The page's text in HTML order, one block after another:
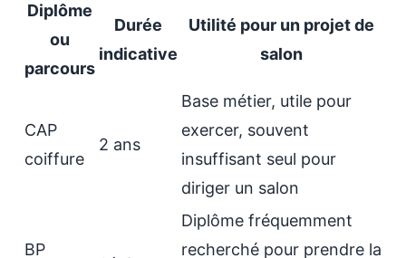
Diplôme
ou
parcours
Durée
indicative
Utilité pour un projet de
salon
CAP
coiffure
2 ans
Base métier, utile pour
exercer, souvent
insuffisant seul pour
diriger un salon
BP
Diplôme fréquemment
recherché pour prendre la